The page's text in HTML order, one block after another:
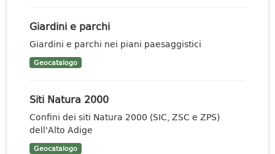
Giardini e parchi
Giardini e parchi nei piani paesaggistici
Geocatalogo
Siti Natura 2000
Confini dei siti Natura 2000 (SIC, ZSC e ZPS)
dell'Alto Adige
Geocatalogo